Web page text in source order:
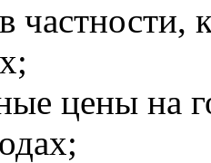
цены на